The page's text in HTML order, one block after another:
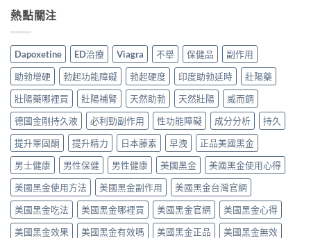
熱點關注
Dapoxetine ED治療 Viagra 不舉 保健品
副作用
助勃增硬
勃起功能障礙 勃起硬度 印度助勃延時
壯陽藥
壯陽藥哪裡買
壯陽補腎 天然助勃 天然壯陽
威而鋼
德國金剛持久液
必利勁副作用 性功能障礙 成分分析
持久
提升睪固酮
提升精力 日本藤素 早洩
正品美國黑金
男士健康
男性保健 男性健康 美國黑金
美國黑金使用心得
美國黑金使用方法
美國黑金副作用
美國黑金台灣官網
美國黑金吃法
美國黑金哪裡買 美國黑金官網
美國黑金心得
美國黑金效果
美國黑金有效嗎 美國黑金正品 美國黑金無效